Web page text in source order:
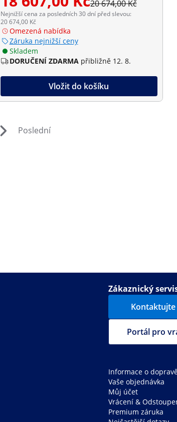
20 674,00 Kč
Nejnižší cena za posledních 30 dní před slevou:
20 674,00 Kč
Omezená nabídka
Záruka nejnižší ceny
Skladem
DORUČENÍ ZDARMA přibližně 12. 8.
Vložit do košíku
Poslední
Zákaznický
Kontaktujte
Portál pro
Informace o
Vaše objednávka
Můj účet
Vrácení &
Premium záruka